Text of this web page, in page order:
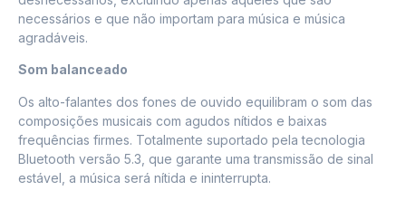
necessários e que não importam para música e música
agradáveis.
Som balanceado
Os alto-falantes dos fones de ouvido equilibram o som das
composições musicais com agudos nítidos e baixas
frequências firmes. Totalmente suportado pela tecnologia
Bluetooth versão 5.3, que garante uma transmissão de sinal
estável, a música será nítida e ininterrupta.